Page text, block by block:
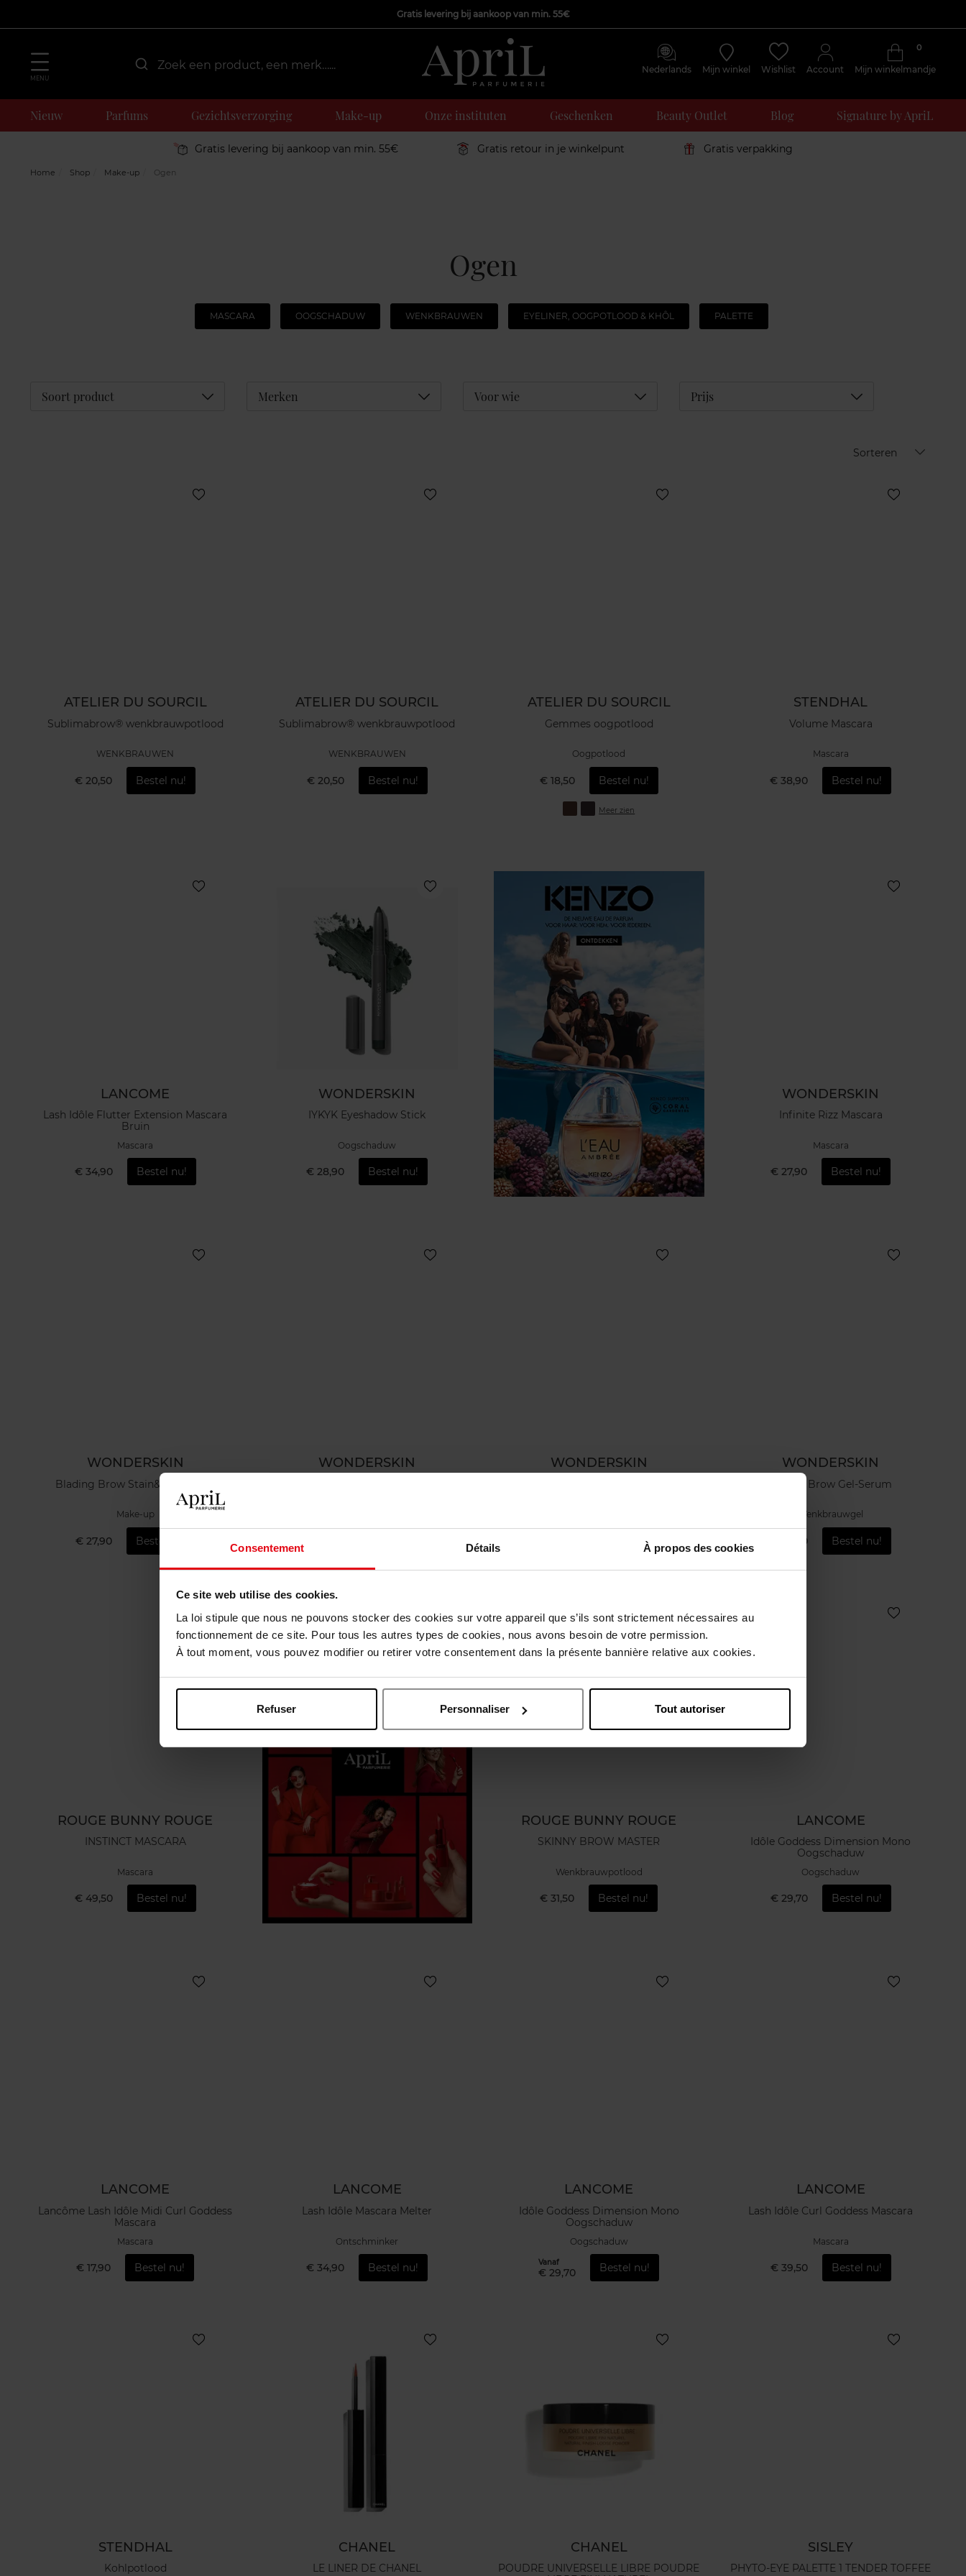
Consentement Détails À propos des cookies
Ce site web utilise des cookies.
La loi stipule que nous ne pouvons stocker des cookies sur votre appareil que s’ils sont strictement nécessaires au
fonctionnement de ce site. Pour tous les autres types de cookies, nous avons besoin de votre permission.
À tout moment, vous pouvez modifier ou retirer votre consentement dans la présente bannière relative aux cookies.
Refuser Personnaliser Tout autoriser
Gratis levering bij aankoop van min. 55€
MENU
Nederlands Mijn winkel Wishlist Account Mijn winkelmandje
0
Nieuw Parfums Gezichtsverzorging Make-up Onze instituten Geschenken Beauty Outlet Blog Signature by ApriL
Gratis levering bij aankoop van min. 55€ Gratis retour in je winkelpunt Gratis verpakking
Home Shop Make-up Ogen
Ogen
MASCARA OOGSCHADUW WENKBRAUWEN EYELINER, OOGPOTLOOD & KHÔL PALETTE
Soort product Déplier Merken Déplier Voor wie Déplier Prijs Déplier
Sorteren
ATELIER DU SOURCIL
Sublimabrow® wenkbrauwpotlood
WENKBRAUWEN
€ 20,50 Bestel nu!
ATELIER DU SOURCIL
Sublimabrow® wenkbrauwpotlood
WENKBRAUWEN
€ 20,50 Bestel nu!
ATELIER DU SOURCIL
Gemmes oogpotlood
Oogpotlood
€ 18,50 Bestel nu!
Meer zien
STENDHAL
Volume Mascara
Mascara
€ 38,90 Bestel nu!
LANCOME
Lash Idôle Flutter Extension Mascara
Bruin
Mascara
€ 34,90 Bestel nu!
WONDERSKIN
IYKYK Eyeshadow Stick
Oogschaduw
€ 28,90 Bestel nu!
WONDERSKIN
Infinite Rizz Mascara
Mascara
€ 27,90 Bestel nu!
WONDERSKIN
Blading Brow Stain&go Masque
Make-up
€ 27,90 Bestel nu!
WONDERSKIN WONDERSKIN
Bestel nu!
WONDERSKIN
Dream Brow Gel-Serum
Wenkbrauwgel
€ 26,90 Bestel nu!
ROUGE BUNNY ROUGE
INSTINCT MASCARA
Mascara
€ 49,50 Bestel nu!
ROUGE BUNNY ROUGE
SKINNY BROW MASTER
Wenkbrauwpotlood
€ 31,50 Bestel nu!
LANCOME
Idôle Goddess Dimension Mono
Oogschaduw
Oogschaduw
€ 29,70 Bestel nu!
LANCOME
Lancôme Lash Idôle Midi Curl Goddess
Mascara
Mascara
€ 17,90 Bestel nu!
LANCOME
Lash Idôle Mascara Melter
Ontschminker
€ 34,90 Bestel nu!
LANCOME
Idôle Goddess Dimension Mono
Oogschaduw
Oogschaduw
Vanaf
€ 29,70 Bestel nu!
LANCOME
Lash Idôle Curl Goddess Mascara
Mascara
€ 39,50 Bestel nu!
STENDHAL
Kohlpotlood
CHANEL
LE LINER DE CHANEL
CHANEL
POUDRE UNIVERSELLE LIBRE POUDRE
SISLEY
PHYTO-EYE PALETTE 1 TENDER TOFFEE